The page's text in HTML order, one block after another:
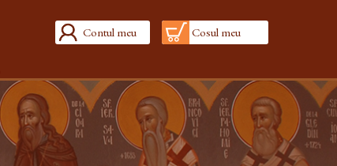
Contul meu Cosul meu